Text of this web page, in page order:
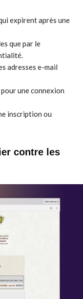
expirent après une
que par le
adresses e-mail
une connexion
inscription ou
contre les